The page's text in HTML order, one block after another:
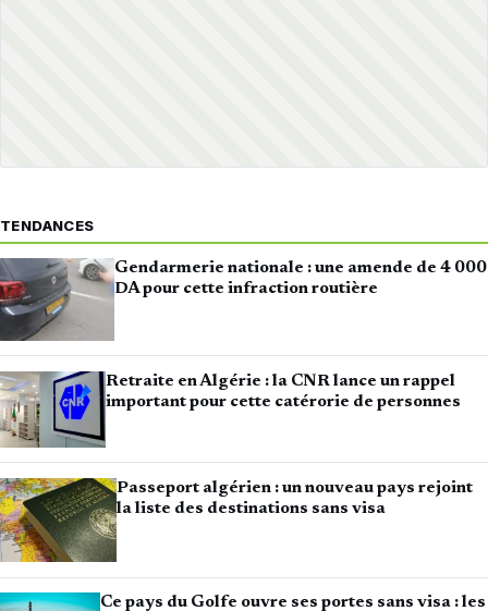
TENDANCES
Gendarmerie nationale : une amende de 4 000
DA pour cette infraction routière
Retraite en Algérie : la CNR lance un rappel
important pour cette catérorie de personnes
Passeport algérien : un nouveau pays rejoint
la liste des destinations sans visa
Ce pays du Golfe ouvre ses portes sans visa : les